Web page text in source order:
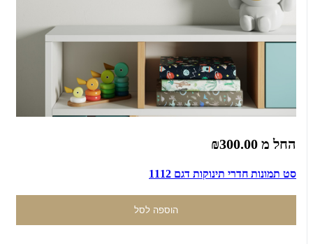
החל מ ₪300.00
סט תמונות חדרי תינוקות דגם 1112
הוספה לסל